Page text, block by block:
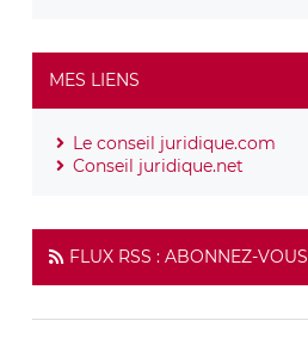
MES LIENS
Le conseil juridique.com
Conseil juridique.net
FLUX RSS : ABONNEZ-VOUS